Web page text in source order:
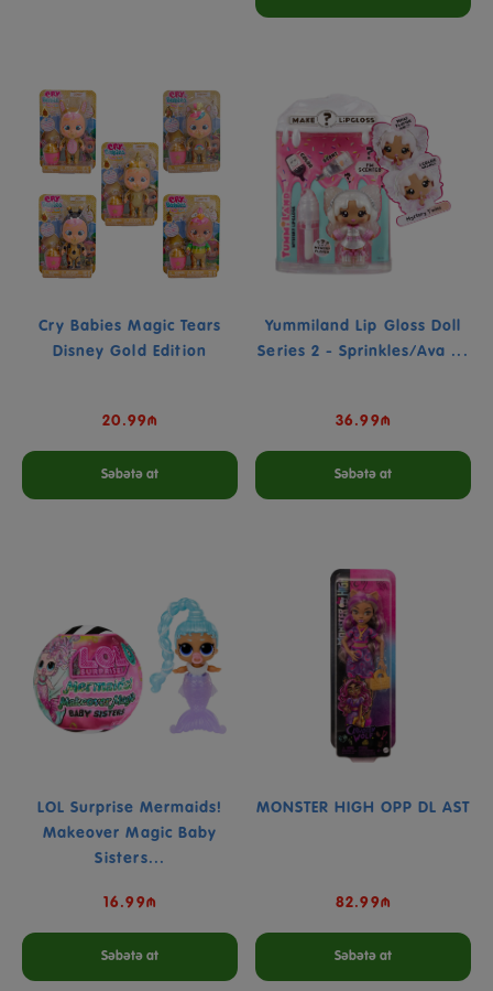
Cry Babies Magic Tears
Disney Gold Edition
20.99₼
Səbətə at
Yummiland Lip Gloss Doll
Series 2 - Sprinkles/Ava ...
36.99₼
Səbətə at
LOL Surprise Mermaids!
Makeover Magic Baby
Sisters...
16.99₼
Səbətə at
MONSTER HIGH OPP DL AST
82.99₼
Səbətə at